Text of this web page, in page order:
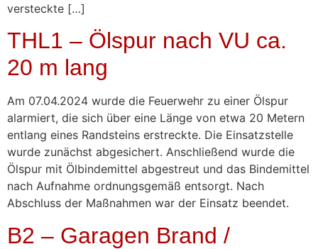
versteckte […]
THL1 – Ölspur nach VU ca.
20 m lang
Am 07.04.2024 wurde die Feuerwehr zu einer Ölspur
alarmiert, die sich über eine Länge von etwa 20 Metern
entlang eines Randsteins erstreckte. Die Einsatzstelle
wurde zunächst abgesichert. Anschließend wurde die
Ölspur mit Ölbindemittel abgestreut und das Bindemittel
nach Aufnahme ordnungsgemäß entsorgt. Nach
Abschluss der Maßnahmen war der Einsatz beendet.
B2 – Garagen Brand /